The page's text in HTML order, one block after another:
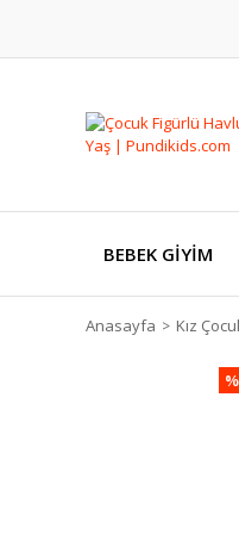
BEBEK GİYİM
Anasayfa Kız